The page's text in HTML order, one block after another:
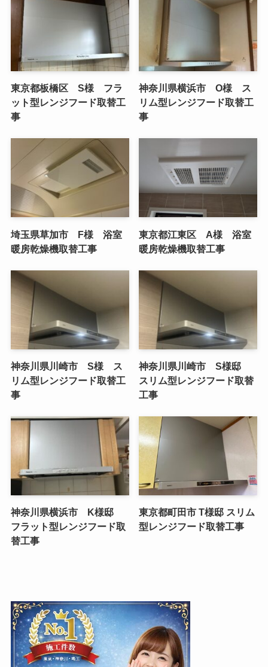
東京都板橋区 S様 フラ
ット型レンジフード取替工
事
神奈川県横浜市 O様 ス
リム型レンジフード取替工
事
埼玉県草加市 F様 浴室
暖房乾燥機取替工事
東京都江東区 A様 浴室
暖房乾燥機取替工事
神奈川県川崎市 S様 ス
リム型レンジフード取替工
事
神奈川県川崎市 S様邸
スリム型レンジフード取替
工事
神奈川県横浜市 K様邸
フラット型レンジフード取
替工事
東京都町田市 T様邸 スリム
型レンジフード取替工事